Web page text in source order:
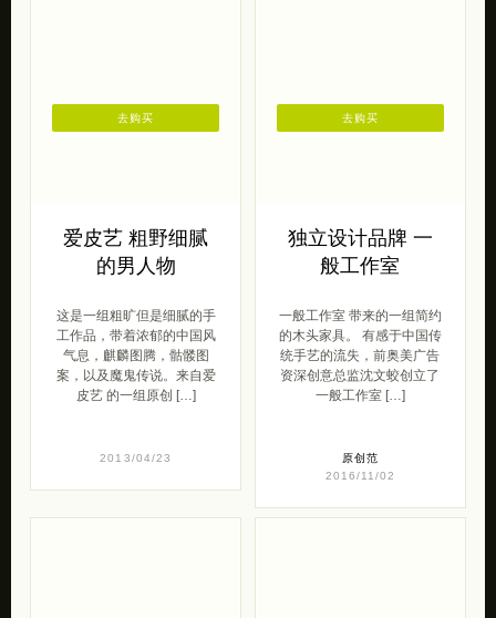
爱皮艺 粗野细腻
的男人物
这是一组粗旷但是细腻的手
工作品，带着浓郁的中国风
气息，麒麟图腾，骷髅图
案，以及魔鬼传说。来自爱
皮艺 的一组原创 […]
2013/04/23
去购买
独立设计品牌 一
般工作室
一般工作室 带来的一组简约
的木头家具。 有感于中国传
统手艺的流失，前奥美广告
资深创意总监沈文蛟创立了
一般工作室 […]
原创范
2016/11/02
去购买